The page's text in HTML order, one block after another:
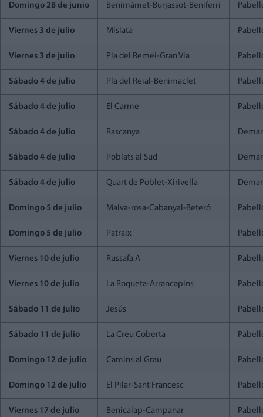
Domingo 28 de junio Benimàmet-Burjassot-Beniferri
Viernes 3 de julio Mislata
Viernes 3 de julio Pla del Remei-Gran Via
Sábado 4 de julio Pla del Reial-Benimaclet
Sábado 4 de julio El Carme
Sábado 4 de julio Rascanya
Sábado 4 de julio Poblats al Sud
Sábado 4 de julio Quart de Poblet-Xirivella
Domingo 5 de julio Malva-rosa-Cabanyal-Beteró
Domingo 5 de julio Patraix
Viernes 10 de julio Russafa A
Viernes 10 de julio La Roqueta-Arrancapins
Sábado 11 de julio Jesús
Sábado 11 de julio La Creu Coberta
Domingo 12 de julio Camins al Grau
Domingo 12 de julio El Pilar-Sant Francesc
Viernes 17 de julio Benicalap-Campanar